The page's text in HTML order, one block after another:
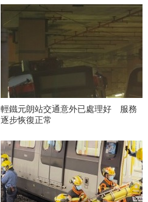
輕鐵元朗站交通意外已處理好 服務
逐步恢復正常